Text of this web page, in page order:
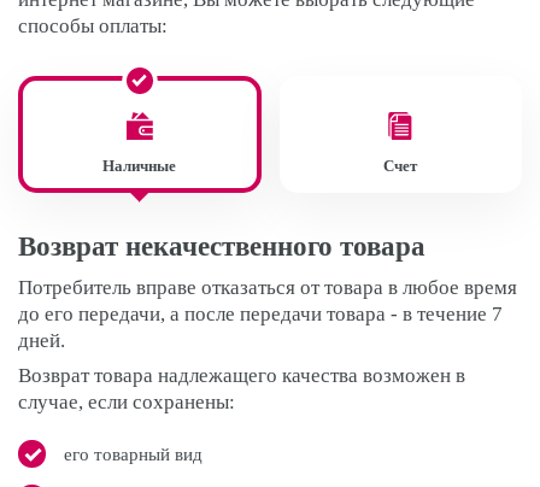
способы оплаты:
Наличные Счет
Возврат некачественного товара
Потребитель вправе отказаться от товара в любое время
до его передачи, а после передачи товара - в течение 7
дней.
Возврат товара надлежащего качества возможен в
случае, если сохранены:
его товарный вид